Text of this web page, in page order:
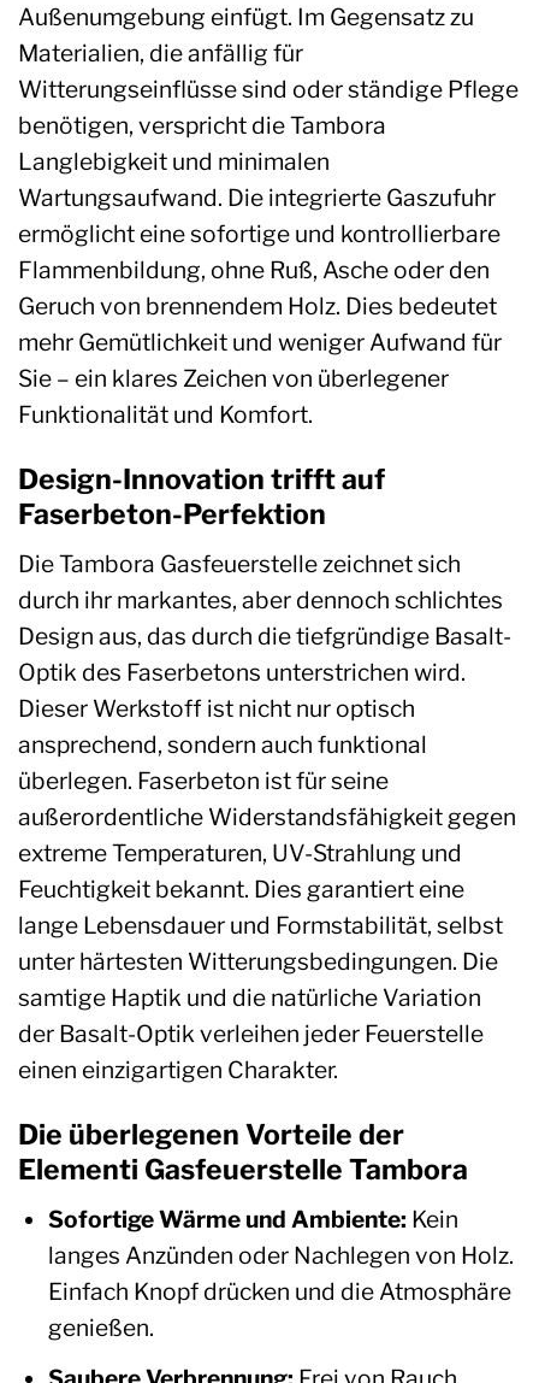
Außenumgebung einfügt. Im Gegensatz zu
Materialien, die anfällig für
Witterungseinflüsse sind oder ständige Pflege
benötigen, verspricht die Tambora
Langlebigkeit und minimalen
Wartungsaufwand. Die integrierte Gaszufuhr
ermöglicht eine sofortige und kontrollierbare
Flammenbildung, ohne Ruß, Asche oder den
Geruch von brennendem Holz. Dies bedeutet
mehr Gemütlichkeit und weniger Aufwand für
Sie – ein klares Zeichen von überlegener
Funktionalität und Komfort.
Design-Innovation trifft auf
Faserbeton-Perfektion
Die Tambora Gasfeuerstelle zeichnet sich
durch ihr markantes, aber dennoch schlichtes
Design aus, das durch die tiefgründige Basalt-
Optik des Faserbetons unterstrichen wird.
Dieser Werkstoff ist nicht nur optisch
ansprechend, sondern auch funktional
überlegen. Faserbeton ist für seine
außerordentliche Widerstandsfähigkeit gegen
extreme Temperaturen, UV-Strahlung und
Feuchtigkeit bekannt. Dies garantiert eine
lange Lebensdauer und Formstabilität, selbst
unter härtesten Witterungsbedingungen. Die
samtige Haptik und die natürliche Variation
der Basalt-Optik verleihen jeder Feuerstelle
einen einzigartigen Charakter.
Die überlegenen Vorteile der
Elementi Gasfeuerstelle Tambora
Sofortige Wärme und Ambiente: Kein
langes Anzünden oder Nachlegen von Holz.
Einfach Knopf drücken und die Atmosphäre
genießen.